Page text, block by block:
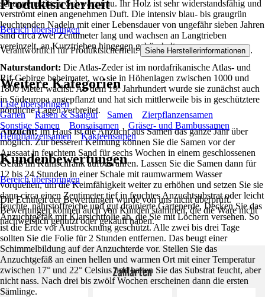
schuppenartigem Schwarzgrau. Ihr Holz ist sehr widerstandsfähig und
verströmt einen angenehmen Duft. Die intensiv blau- bis graugrün
leuchtenden Nadeln mit einer Lebensdauer von ungefähr sieben Jahren
sind circa zwei Zentimeter lang und wachsen an Langtrieben
vereinzelt, an Kurztrieben hingegen gebüschelt.
Naturstandort: Die Atlas-Zeder ist im nordafrikanische Atlas- und
Rif-Gebirge beheimatet, wo sie in Höhenlagen zwischen 1000 und
1800 Meter wächst. Ab dem 19. Jahrhundert wurde sie zunächst auch
in Südeuropa angepflanzt und hat sich mittlerweile bis in geschütztere
nördliche Lagen verbreitet.
Anzucht:Im Haus ist die Anzucht aus Samen das ganze Jahr über
möglich. Zur besseren Keimung können Sie die Samen vor der
Aussaat in feuchtem Sand für sechs Wochen in einem geschlossenen
Gefäß im Kühlschrank aufbewahren. Lassen Sie die Samen dann für
12 bis 24 Stunden in einer Schale mit raumwarmem Wasser
vorquellen, um die Keimfähigkeit weiter zu erhöhen und setzen Sie sie
dann circa einen Zentimeter tief in feuchtes Anzuchtsubstrat oder leicht
feuchte, nährstoffreiche und gut drainierte Gartenerde. Decken Sie das
Anzuchtgefäß mit Klarsichtfolie ab, die Sie mit Löchern versehen. So
ist die Erde vor Austrocknung geschützt. Alle zwei bis drei Tage
sollten Sie die Folie für 2 Stunden entfernen. Das beugt einer
Schimmelbildung auf der Anzuchterde vor. Stellen Sie das
Anzuchtgefäß an einen hellen und warmen Ort mit einer Temperatur
zwischen 17° und 22° Celsius und halten Sie das Substrat feucht, aber
nicht nass. Nach drei bis zwölf Wochen erscheinen dann die ersten
Sämlinge.
Produktsicherheit
Bereich überspringen
Verantwortlich für Produktsicherheit: Siehe Herstellerinformationen .
Weitere Kategorien
Liste überspringen
Garten
Rasen & Saatgut Samen
Zierpflanzensamen
Sonstige Samen
Bonsaisamen
Gräser- und Bambussamen
Heilpflanzensamen
Kakteensamen
Kundenbewertungen
Bereich überspringen
Die Echtheit der Bewertungen wurde von uns nicht überprüft.
Bewertungen können auch von Kunden stammen, die die Ware nicht
nachweislich genutzt oder gekauft haben.
Zahlarten